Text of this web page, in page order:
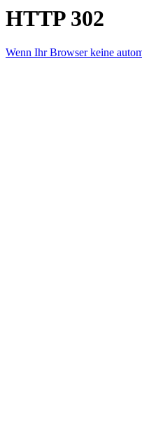
HTTP 302
Wenn Ihr Browser keine